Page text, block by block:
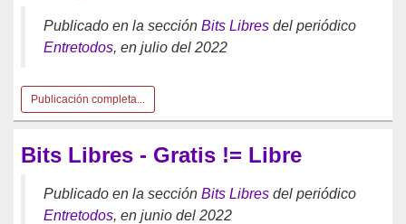
Publicado en la sección Bits Libres del periódico
Entretodos, en julio del 2022
Publicación completa...
Bits Libres - Gratis != Libre
Publicado en la sección Bits Libres del periódico
Entretodos, en junio del 2022